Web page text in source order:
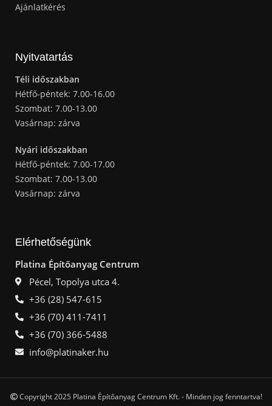
Ajánlatkérés
Nyitvatartás
Téli időszakban
Hétfő-péntek: 7.00-16.00
Szombat: 7.00-13.00
Vasárnap: zárva
Nyári időszakban
Hétfő-péntek: 7.00-17.00
Szombat: 7.00-13.00
Vasárnap: zárva
Elérhetőségünk
Platina Építőanyag Centrum
Pécel, Topolya utca 4.
+36 (28) 547-615
+36 (70) 411-7411
+36 (70) 366-5488
info@platinaker.hu
Copyright 2025 Platina Építőanyag Centrum Kft. - Minden jog fenntartva!